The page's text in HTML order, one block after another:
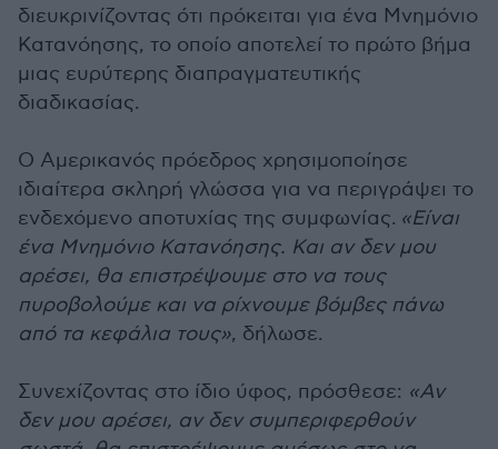
διευκρινίζοντας ότι πρόκειται για ένα Μνημόνιο
Κατανόησης, το οποίο αποτελεί το πρώτο βήμα
μιας ευρύτερης διαπραγματευτικής
διαδικασίας.
Ο Αμερικανός πρόεδρος χρησιμοποίησε
ιδιαίτερα σκληρή γλώσσα για να περιγράψει το
ενδεχόμενο αποτυχίας της συμφωνίας. «Είναι
ένα Μνημόνιο Κατανόησης. Και αν δεν μου
αρέσει, θα επιστρέψουμε στο να τους
πυροβολούμε και να ρίχνουμε βόμβες πάνω
από τα κεφάλια τους», δήλωσε.
Συνεχίζοντας στο ίδιο ύφος, πρόσθεσε: «Αν
δεν μου αρέσει, αν δεν συμπεριφερθούν